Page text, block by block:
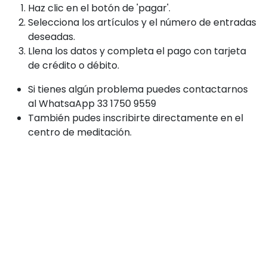
Haz clic en el botón de 'pagar'.
Selecciona los artículos y el número de entradas
deseadas.
Llena los datos y completa el pago con tarjeta
de crédito o débito.
Si tienes algún problema puedes contactarnos
al WhatsaApp 33 1750 9559
También pudes inscribirte directamente en el
centro de meditación.